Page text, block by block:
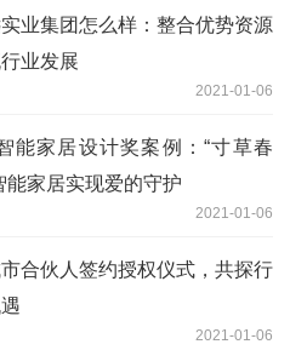
实业集团怎么样：整合优势资源
业发展
2021-01-06
能家居设计奖案例：“寸草春
能家居实现爱的守护
2021-01-06
合伙人签约授权仪式，共探行
2021-01-06